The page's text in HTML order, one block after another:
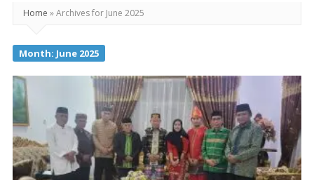
Home »Archives for June 2025
Month: June 2025